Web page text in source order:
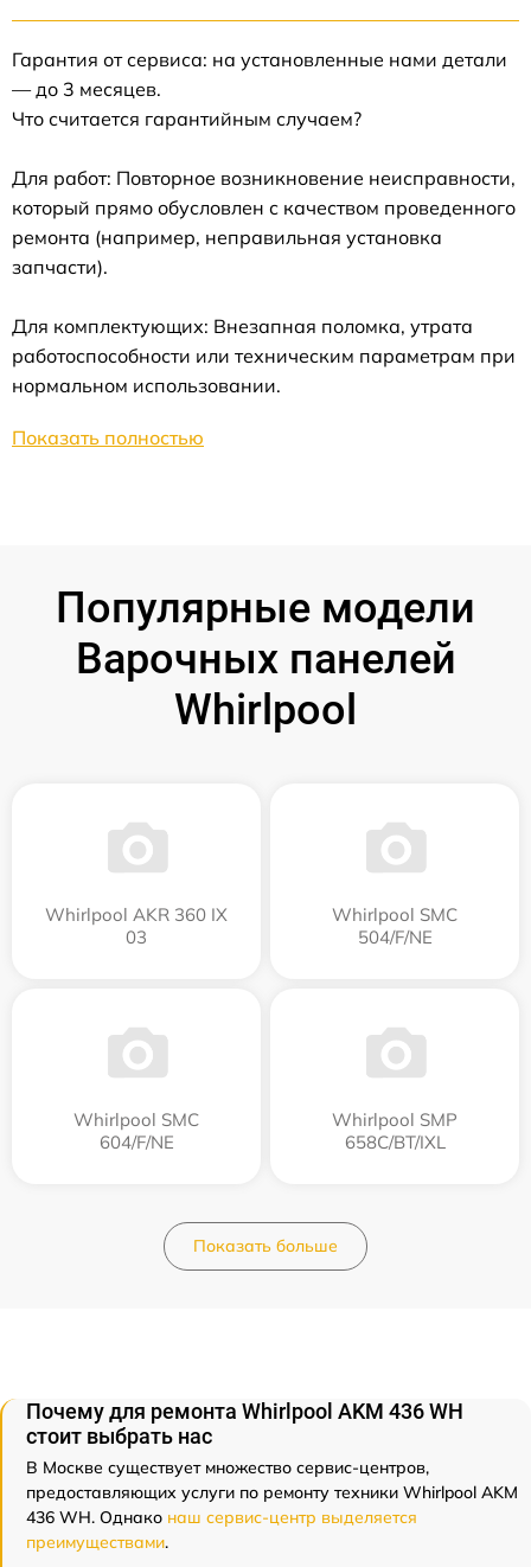
Гарантия от сервиса: на установленные нами детали
— до 3 месяцев.
Что считается гарантийным случаем?
Для работ: Повторное возникновение неисправности,
который прямо обусловлен с качеством проведенного
ремонта (например, неправильная установка
запчасти).
Для комплектующих: Внезапная поломка, утрата
работоспособности или техническим параметрам при
нормальном использовании.
Показать полностью
Популярные модели
Варочных панелей
Whirlpool
Whirlpool AKR 360 IX
03
Whirlpool SMC
504/F/NE
Whirlpool SMC
604/F/NE
Whirlpool SMP
658C/BT/IXL
Показать больше
Почему для ремонта Whirlpool AKM 436 WH
стоит выбрать нас
В Москве существует множество сервис-центров,
предоставляющих услуги по ремонту техники Whirlpool AKM
436 WH. Однако наш сервис-центр выделяется
преимуществами.